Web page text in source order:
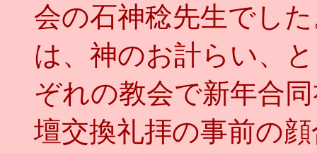
会の石神稔先生でし
は、神のお計らい、
ぞれの教会で新年合
壇交換礼拝の事前の